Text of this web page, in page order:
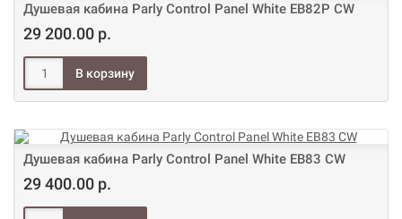
Душевая кабина Parly Control Panel White EB82Р CW
29 200.00 р.
Душевая кабина Parly Control Panel White EB83 CW
29 400.00 р.